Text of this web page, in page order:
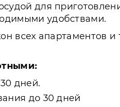
для
удобствами.
всех апартаментов
дней.
до 30 дней